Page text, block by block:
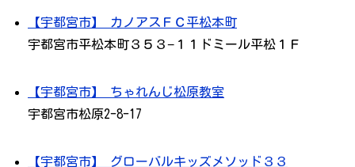
【宇都宮市】 カノアスＦＣ平松本町
宇都宮市平松本町３５３−１１ドミール平松１Ｆ
【宇都宮市】 ちゃれんじ松原教室
宇都宮市松原2-8-17
【宇都宮市】 グローバルキッズメソッド３３